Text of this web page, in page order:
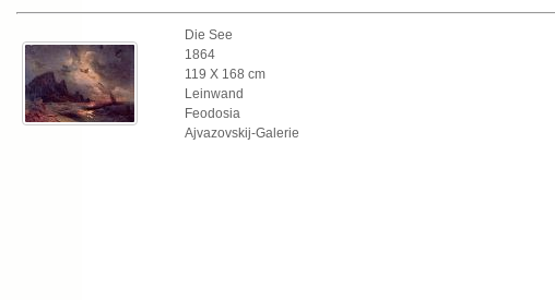
Die See
1864
119 X 168 cm
Leinwand
Feodosia
Ajvazovskij-Galerie